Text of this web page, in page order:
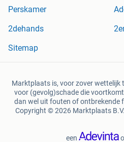
Perskamer
2dehands
Sitemap
Marktplaats is, voor zover wettelijk
voor (gevolg)schade die
dan wel uit fouten of ontbrekende
Copyright © 2026 Marktplaats
een